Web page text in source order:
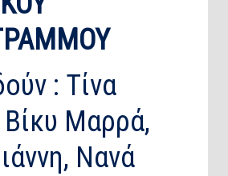
: Τίνα
Μαρρά,
Νανά